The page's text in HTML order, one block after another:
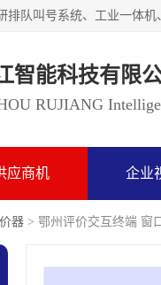
智能科技有限
RUJIANG
应商机 企业
器 > 鄂州评价交互终端 窗